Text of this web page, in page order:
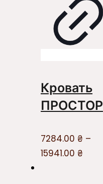
Кровать
ПРОСТОР
7284.00 ₴ –
15941.00 ₴